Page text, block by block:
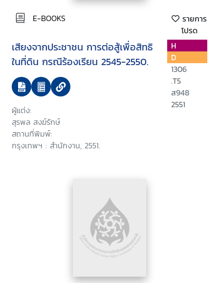
E-BOOKS
รายการ
โปรด
เสียงจากประชาชน การต่อสู้เพื่อสิทธิ
ในที่ดิน กรณีร้องเรียน 2545-2550.
ผู้แต่ง:
สุรพล สงฆ์รักษ์
สถานที่พิมพ์:
กรุงเทพฯ : สำนักงาน, 2551.
H
D
1306
.T5
ส948
2551